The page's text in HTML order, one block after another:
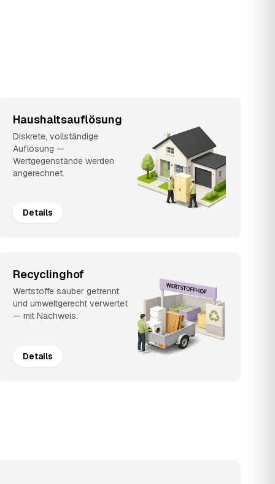
Haushaltsauflösung
Diskrete, vollständige
Auflösung —
Wertgegenstände werden
angerechnet.
Details
Recyclinghof
Wertstoffe sauber getrennt
und umweltgerecht verwertet
— mit Nachweis.
Details